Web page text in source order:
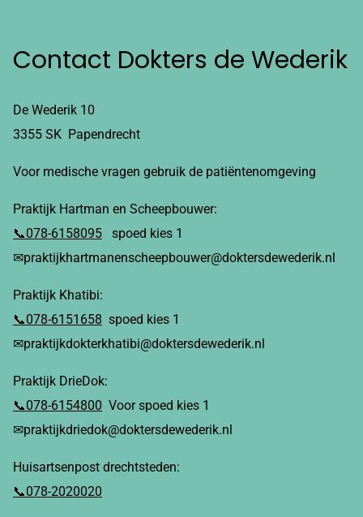
Contact Dokters de Wederik
De Wederik 10
3355 SK Papendrecht
Voor medische vragen gebruik de patiëntenomgeving
Praktijk Hartman en Scheepbouwer:
📞078-6158095 spoed kies 1
✉praktijkhartmanenscheepbouwer@doktersdewederik.nl
Praktijk Khatibi:
📞078-6151658 spoed kies 1
✉praktijkdokterkhatibi@doktersdewederik.nl
Praktijk DrieDok:
📞078-6154800 Voor spoed kies 1
✉praktijkdriedok@doktersdewederik.nl
Huisartsenpost drechtsteden:
📞078-2020020